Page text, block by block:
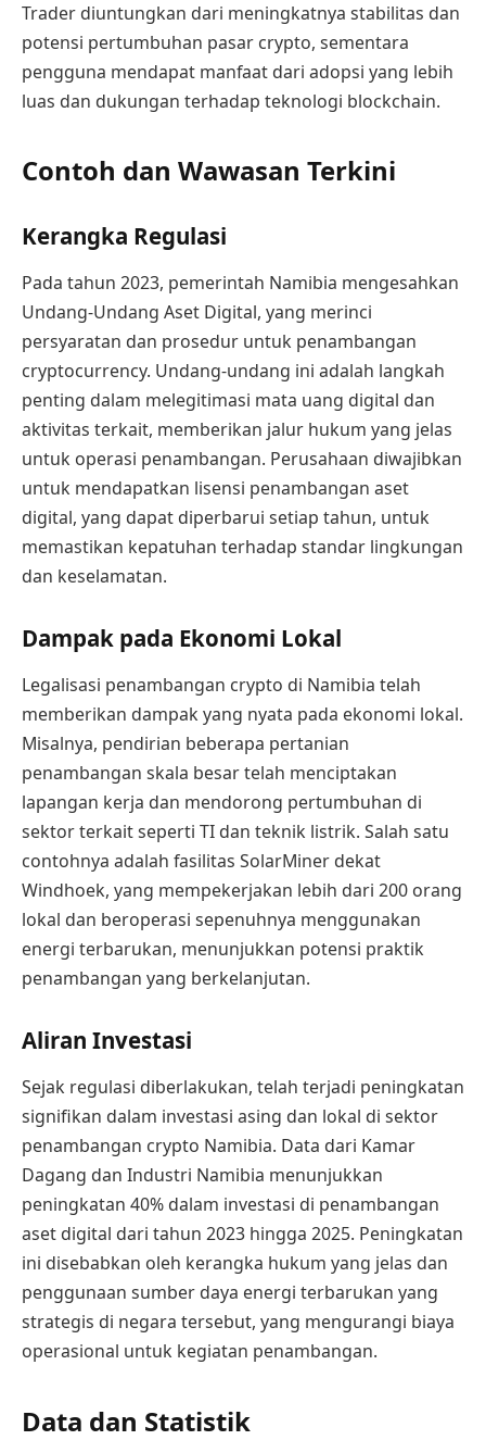
Trader diuntungkan dari meningkatnya stabilitas dan
potensi pertumbuhan pasar crypto, sementara
pengguna mendapat manfaat dari adopsi yang lebih
luas dan dukungan terhadap teknologi blockchain.
Contoh dan Wawasan Terkini
Kerangka Regulasi
Pada tahun 2023, pemerintah Namibia mengesahkan
Undang-Undang Aset Digital, yang merinci
persyaratan dan prosedur untuk penambangan
cryptocurrency. Undang-undang ini adalah langkah
penting dalam melegitimasi mata uang digital dan
aktivitas terkait, memberikan jalur hukum yang jelas
untuk operasi penambangan. Perusahaan diwajibkan
untuk mendapatkan lisensi penambangan aset
digital, yang dapat diperbarui setiap tahun, untuk
memastikan kepatuhan terhadap standar lingkungan
dan keselamatan.
Dampak pada Ekonomi Lokal
Legalisasi penambangan crypto di Namibia telah
memberikan dampak yang nyata pada ekonomi lokal.
Misalnya, pendirian beberapa pertanian
penambangan skala besar telah menciptakan
lapangan kerja dan mendorong pertumbuhan di
sektor terkait seperti TI dan teknik listrik. Salah satu
contohnya adalah fasilitas SolarMiner dekat
Windhoek, yang mempekerjakan lebih dari 200 orang
lokal dan beroperasi sepenuhnya menggunakan
energi terbarukan, menunjukkan potensi praktik
penambangan yang berkelanjutan.
Aliran Investasi
Sejak regulasi diberlakukan, telah terjadi peningkatan
signifikan dalam investasi asing dan lokal di sektor
penambangan crypto Namibia. Data dari Kamar
Dagang dan Industri Namibia menunjukkan
peningkatan 40% dalam investasi di penambangan
aset digital dari tahun 2023 hingga 2025. Peningkatan
ini disebabkan oleh kerangka hukum yang jelas dan
penggunaan sumber daya energi terbarukan yang
strategis di negara tersebut, yang mengurangi biaya
operasional untuk kegiatan penambangan.
Data dan Statistik